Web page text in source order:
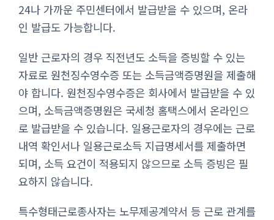
24나 가까운 주민센터에서 발급받을 수 있으며, 온라
인 발급도 가능합니다.
일반 근로자의 경우 직전년도 소득을 증빙할 수 있는
자료로 원천징수영수증 또는 소득금액증명원을 제출해
야 합니다. 원천징수영수증은 회사에서 발급받을 수 있
으며, 소득금액증명원은 국세청 홈택스에서 온라인으
로 발급받을 수 있습니다. 일용근로자의 경우에는 근로
내역 확인서나 일용근로소득 지급명세서를 제출하면
되며, 소득 요건이 적용되지 않으므로 소득 증빙은 필
요하지 않습니다.
특수형태근로종사자는 노무제공계약서 등 근로 관계를